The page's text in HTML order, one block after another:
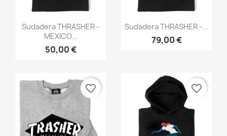
Vista rápida
Sudadera THRASHER -
MEXICO...
50,00 €
Vista rápida
Sudadera THRASHER -...
79,00 €
favorite_border favorite_border